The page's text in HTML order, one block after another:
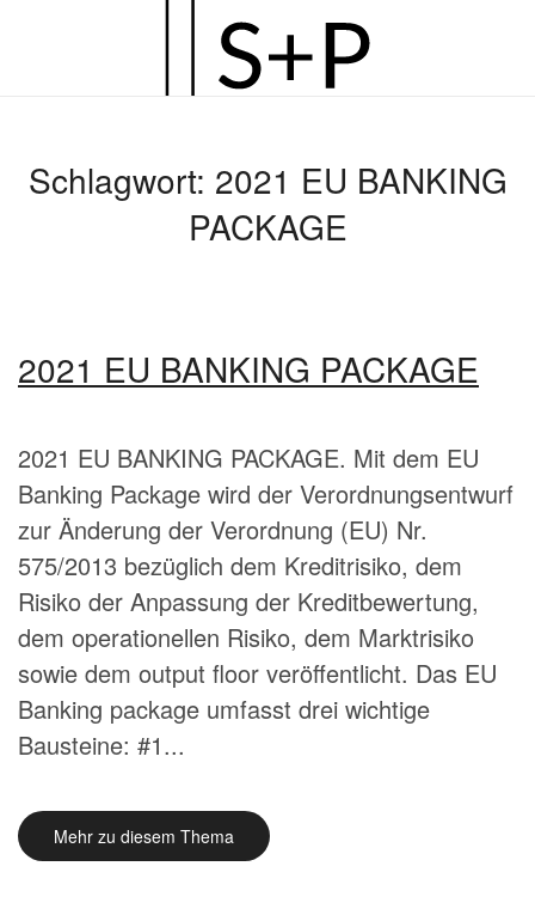
Hauptinhalt
Schlagwort: 2021 EU BANKING
PACKAGE
2021 EU BANKING PACKAGE
2021 EU BANKING PACKAGE. Mit dem EU
Banking Package wird der Verordnungsentwurf
zur Änderung der Verordnung (EU) Nr.
575/2013 bezüglich dem Kreditrisiko, dem
Risiko der Anpassung der Kreditbewertung,
dem operationellen Risiko, dem Marktrisiko
sowie dem output floor veröffentlicht. Das EU
Banking package umfasst drei wichtige
Bausteine: #1...
Mehr zu diesem Thema